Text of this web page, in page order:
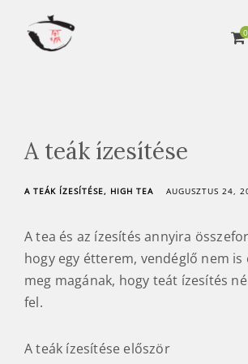
content
a
Ú
t
a
o
n
l
n
0
A teák ízesítése
A TEÁK ÍZESÍTÉSE HIGH TEA AUGUSZTUS 24,
A tea és az ízesítés annyira
hogy egy étterem, vendéglő nem
meg magának, hogy teát ízesítés
fel.
A teák ízesítése először